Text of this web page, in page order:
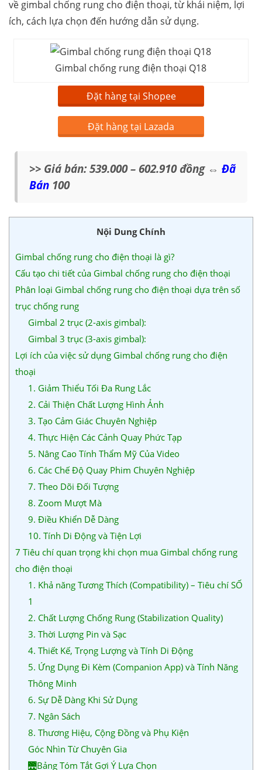
về gimbal chống rung cho điện thoại, từ khái niệm, lợi
ích, cách lựa chọn đến hướng dẫn sử dụng.
Gimbal chống rung điện thoại Q18
Đặt hàng tại Shopee
Đặt hàng tại Lazada
>> Giá bán: 539.000 – 602.910 đồng ⇔ Đã
Bán 100
Nội Dung Chính
Gimbal chống rung cho điện thoại là gì?
Cấu tạo chi tiết của Gimbal chống rung cho điện thoại
Phân loại Gimbal chống rung cho điện thoại dựa trên số
trục chống rung
Gimbal 2 trục (2-axis gimbal):
Gimbal 3 trục (3-axis gimbal):
Lợi ích của việc sử dụng Gimbal chống rung cho điện
thoại
1. Giảm Thiểu Tối Đa Rung Lắc
2. Cải Thiện Chất Lượng Hình Ảnh
3. Tạo Cảm Giác Chuyên Nghiệp
4. Thực Hiện Các Cảnh Quay Phức Tạp
5. Nâng Cao Tính Thẩm Mỹ Của Video
6. Các Chế Độ Quay Phim Chuyên Nghiệp
7. Theo Dõi Đối Tượng
8. Zoom Mượt Mà
9. Điều Khiển Dễ Dàng
10. Tính Di Động và Tiện Lợi
7 Tiêu chí quan trọng khi chọn mua Gimbal chống rung
cho điện thoại
1. Khả năng Tương Thích (Compatibility) – Tiêu chí SỐ
1
2. Chất Lượng Chống Rung (Stabilization Quality)
3. Thời Lượng Pin và Sạc
4. Thiết Kế, Trọng Lượng và Tính Di Động
5. Ứng Dụng Đi Kèm (Companion App) và Tính Năng
Thông Minh
6. Sự Dễ Dàng Khi Sử Dụng
7. Ngân Sách
8. Thương Hiệu, Cộng Đồng và Phụ Kiện
Góc Nhìn Từ Chuyên Gia
🌉Bảng Tóm Tắt Gợi Ý Lựa Chọn